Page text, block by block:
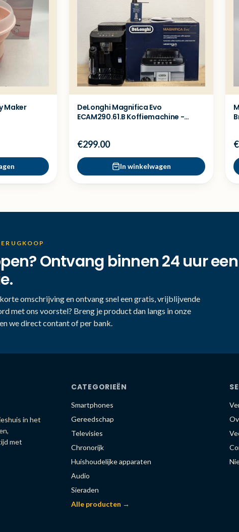
Maker
DeLonghi Magnifica Evo
ECAM290.61.B Koffiemachine -
€299.00
In winkelwagen
Ontvang binnen 24 uur een
omschrijving en ontvang snel een gratis, vrijblijvende
met ons voorstel? Breng je product dan langs in onze
we direct contant of per bank.
in het
met
CATEGORIEËN
Smartphones
Gereedschap
Televisies
Chronorijk
Huishoudelijke apparaten
Audio
Sieraden
Alle producten →